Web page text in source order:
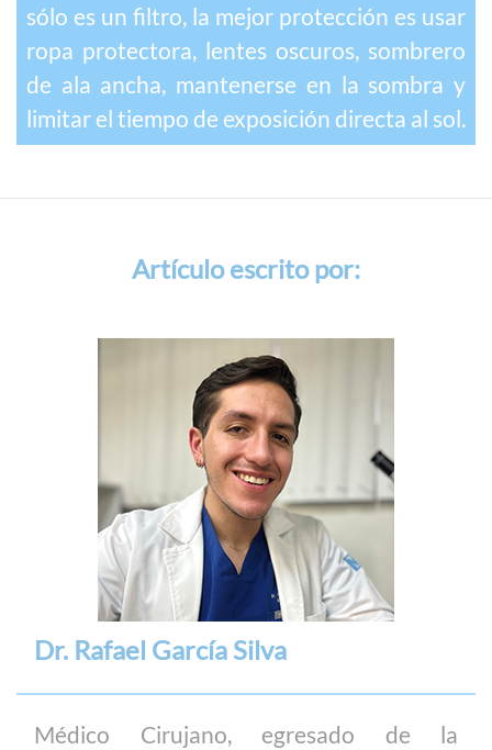
sólo es un filtro, la mejor protección es usar
ropa protectora, lentes oscuros, sombrero
de ala ancha, mantenerse en la sombra y
limitar el tiempo de exposición directa al sol.
Artículo escrito por:
Dr. Rafael García Silva
Médico Cirujano, egresado de la